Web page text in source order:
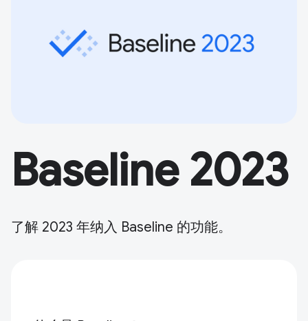
Baseline 2023
了解 2023 年纳入 Baseline 的功能。